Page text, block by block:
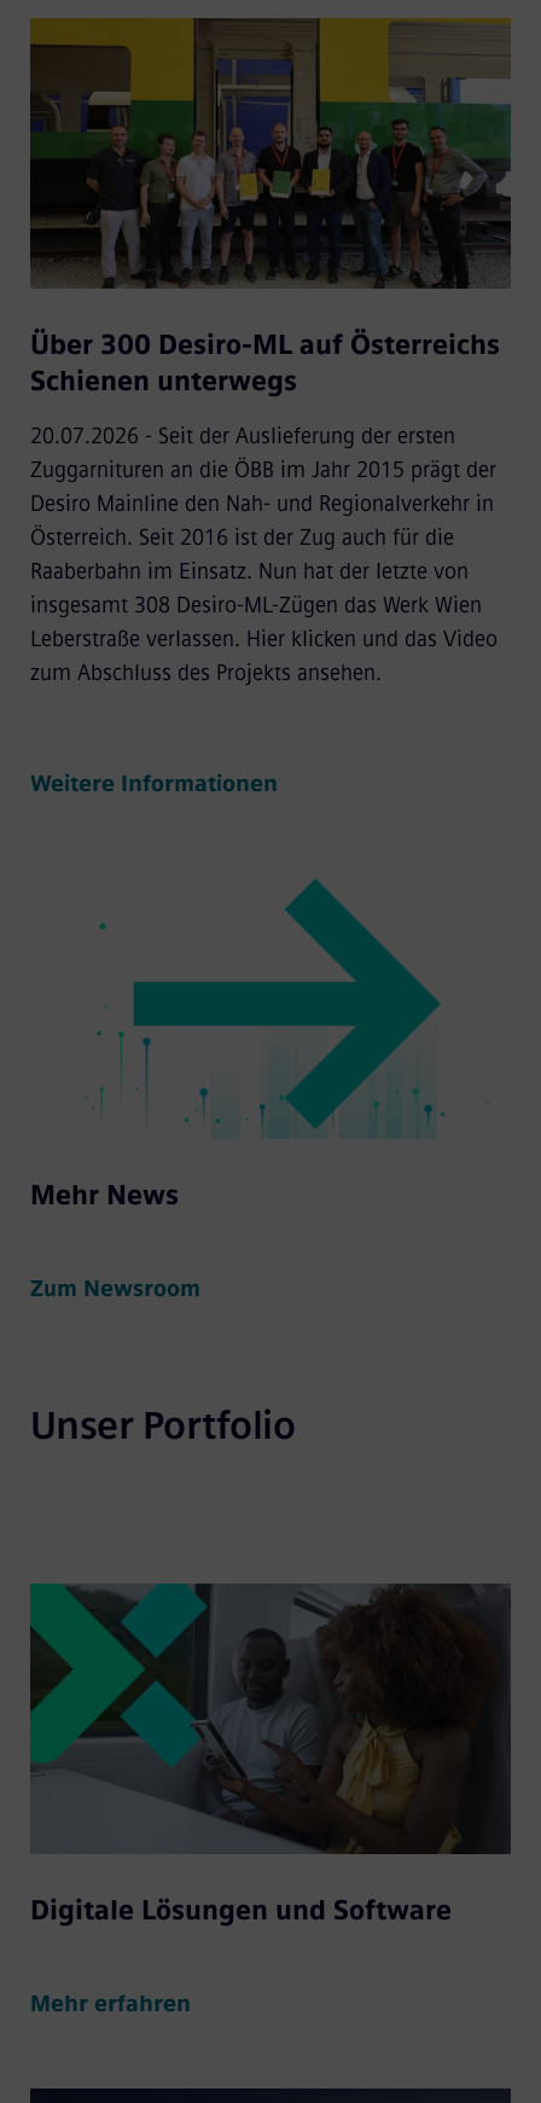
Über 300 Desiro-ML auf Österreichs
Schienen unterwegs
20.07.2026 - Seit der Auslieferung der ersten
Zuggarnituren an die ÖBB im Jahr 2015 prägt der
Desiro Mainline den Nah- und Regionalverkehr in
Österreich. Seit 2016 ist der Zug auch für die
Raaberbahn im Einsatz. Nun hat der letzte von
insgesamt 308 Desiro-ML-Zügen das Werk Wien
Leberstraße verlassen. Hier klicken und das Video
zum Abschluss des Projekts ansehen.
Weitere Informationen
Mehr News
Zum Newsroom
Unser Portfolio
Digitale Lösungen und Software
Mehr erfahren